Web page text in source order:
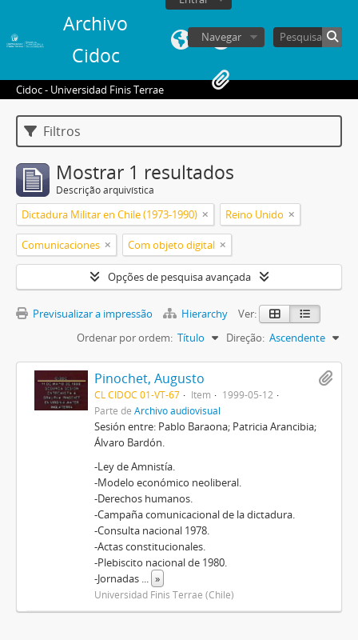
Archivo
Cidoc
Navegar
Cidoc - Universidad Finis Terrae
Filtros
Mostrar 1 resultados
Descrição arquivística
Dictadura Militar en Chile (1973-1990) Reino Unido
Comunicaciones Com objeto digital
Opções de pesquisa avançada
Previsualizar a impressão Hierarchy
Ver:
Ordenar por ordem: Título Direção: Ascendente
Pinochet, Augusto
CL CIDOC 01-VT-67 Item
1999-05-12
Parte de Archivo audiovisual
Sesión entre: Pablo Baraona; Patricia Arancibia;
Álvaro Bardón.
-Ley de Amnistía.
-Modelo económico neoliberal.
-Derechos humanos.
-Campaña comunicacional de la dictadura.
-Consulta nacional 1978.
-Actas constitucionales.
-Plebiscito nacional de 1980.
-Jornadas ... »
Universidad Finis Terrae (Chile)